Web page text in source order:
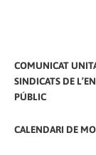
COMUNICAT
SINDICATS DE
PÚBLIC
CALENDARI DE